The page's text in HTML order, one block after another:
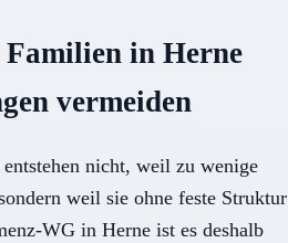
in Herne
vermeiden
nicht, weil zu wenige
weil sie ohne feste Struktur
WG in Herne ist es deshalb